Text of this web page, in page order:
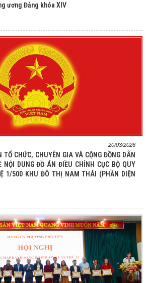
ương Đảng khóa XIV
20/03/2026
TỔ CHỨC, CHUYÊN GIA VÀ CỘNG ĐỒNG DÂN
NỘI DUNG ĐỒ ÁN ĐIỀU CHỈNH CỤC BỘ QUY
1/500 KHU ĐÔ THỊ NAM THÁI (PHẦN DIỆN